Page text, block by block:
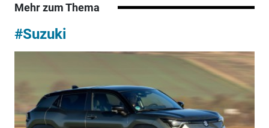
Mehr zum Thema
#Suzuki